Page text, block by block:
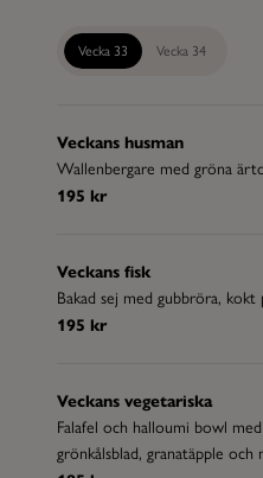
Vecka 33 Vecka 34
Veckans husman
Wallenbergare med gröna
195 kr
Veckans fisk
Bakad sej med gubbröra,
195 kr
Veckans vegetariska
Falafel och halloumi bowl
grönkålsblad, granatäpple